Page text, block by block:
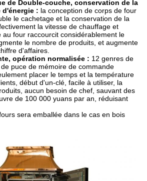
de Double-couche, conservation de la
d'énergie : la conception de corps de four
le cachetage et la conservation de la
la vitesse de chauffage et
au four raccourcit considérablement le
le nombre de produits, et augmente
d'affaires.
opération normalisée : 12 genres de
puce de mémoire de commande
placer le temps et la température
début d'un-clé, facile à utiliser, la
aucun besoin de chef, sauvant des
de 100 000 yuans par an, réduisant
sera emballée dans le cas en bois